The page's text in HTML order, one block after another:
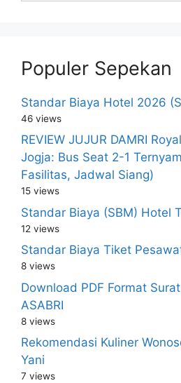
Populer Sepekan
Standar Biaya Hotel 2026
46 views
REVIEW JUJUR DAMRI
Jogja: Bus Seat 2-1
Fasilitas, Jadwal Siang)
15 views
Standar Biaya (SBM) Hotel
12 views
Standar Biaya Tiket
8 views
Download PDF Format
ASABRI
8 views
Rekomendasi Kuliner
Yani
7 views